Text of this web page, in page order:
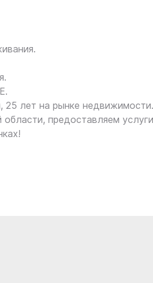
25 лет на рынке недвижимости.
предоставляем услуги